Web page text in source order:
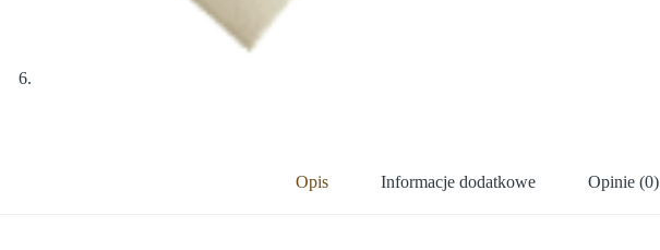
Opis Informacje dodatkowe Opinie (0)